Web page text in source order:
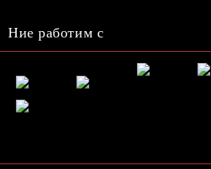
Ние работим с